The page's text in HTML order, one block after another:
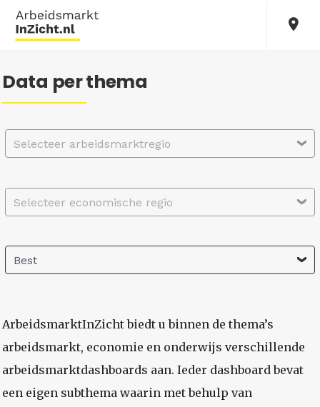
Data per thema
Selecteer arbeidsmarktregio
Selecteer economische regio
Best
ArbeidsmarktInZicht biedt u binnen de thema’s
arbeidsmarkt, economie en onderwijs verschillende
arbeidsmarktdashboards aan. Ieder dashboard bevat
een eigen subthema waarin met behulp van